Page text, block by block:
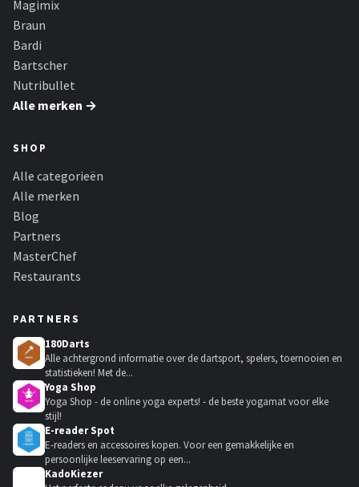
Magimix
Braun
Bardi
Bartscher
Nutribullet
Alle merken →
SHOP
Alle categorieën
Alle merken
Blog
Partners
MasterChef
Restaurants
PARTNERS
180Darts
Alle achtergrond informatie over de dartsport, spelers, toernooien en
statistieken! Met de...
Yoga Shop
Yoga Shop - de online yoga experts! - de beste yogamat voor elke
stijl!
E-reader Spot
E-readers en accessoires kopen. Voor een gemakkelijke en
persoonlijke leeservaring op een...
KadoKiezer